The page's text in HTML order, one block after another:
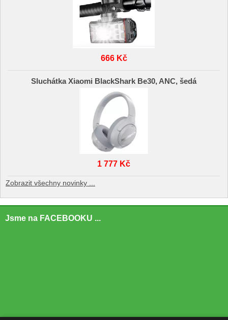
666 Kč
Sluchátka Xiaomi BlackShark Be30, ANC, šedá
1 777 Kč
Zobrazit všechny novinky ...
Jsme na FACEBOOKU ...